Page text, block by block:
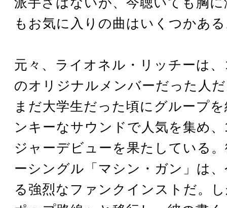
もお気に入りの曲はいくつかあ
元々、ライオネル・リッチーは
のオリジナルメンバーだった人
まだ大学生だった頃にグループ
ンキーなサウンドで人気を集め
ジャーデビューを果たしている
ーシングル「マシン・ガン」は
る強烈なファンクインストだ。